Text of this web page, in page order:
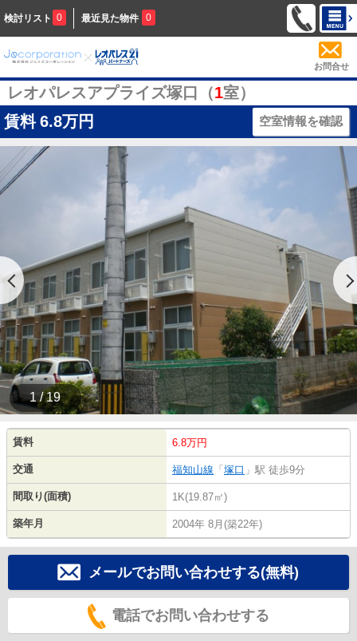
検討リスト 0 最近見た物件 0
お問合せ
レオパレスアプライズ塚口（1室）
賃料 6.8万円 空室情報を確認
1 / 19
賃料 6.8万円
交通 福知山線 「 塚口 」駅 徒歩9分
間取り(面積) 1K(19.87㎡)
築年月 2004年 8月(築22年)
メールでお問い合わせする(無料)
電話でお問い合わせする